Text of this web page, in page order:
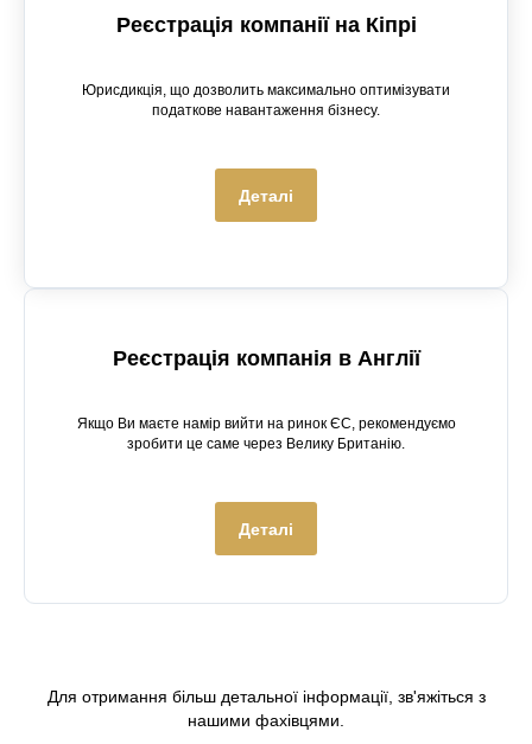
Реєстрація компанії на Кіпрі
Юрисдикція, що дозволить максимально оптимізувати
податкове навантаження бізнесу.
Деталі
Реєстрація компанія в Англії
Якщо Ви маєте намір вийти на ринок ЄС, рекомендуємо
зробити це саме через Велику Британію.
Деталі
Для отримання більш детальної інформації, зв'яжіться з
нашими фахівцями.